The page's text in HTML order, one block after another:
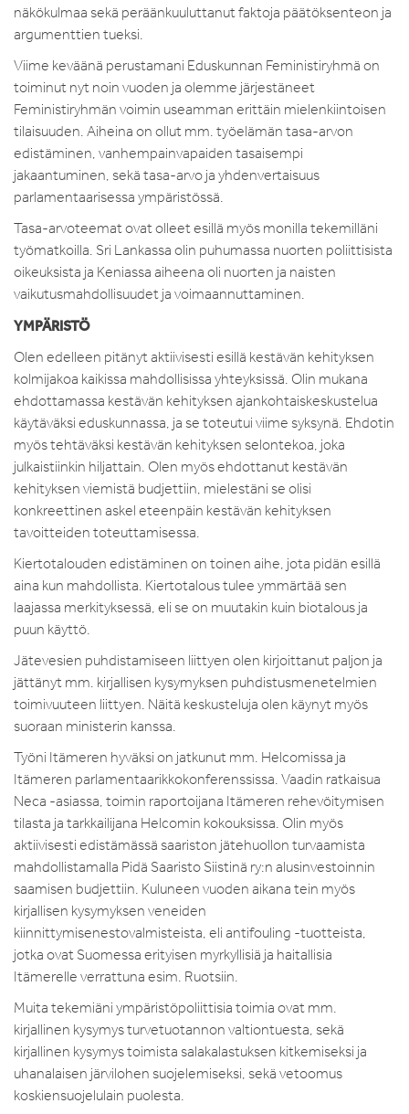
näkökulmaa sekä peräänkuuluttanut faktoja päätöksenteon ja
argumenttien tueksi.
Viime keväänä perustamani Eduskunnan Feministiryhmä on
toiminut nyt noin vuoden ja olemme järjestäneet
Feministiryhmän voimin useamman erittäin mielenkiintoisen
tilaisuuden. Aiheina on ollut mm. työelämän tasa-arvon
edistäminen, vanhempainvapaiden tasaisempi
jakaantuminen, sekä tasa-arvo ja yhdenvertaisuus
parlamentaarisessa ympäristössä.
Tasa-arvoteemat ovat olleet esillä myös monilla tekemilläni
työmatkoilla. Sri Lankassa olin puhumassa nuorten poliittisista
oikeuksista ja Keniassa aiheena oli nuorten ja naisten
vaikutusmahdollisuudet ja voimaannuttaminen.
YMPÄRISTÖ
Olen edelleen pitänyt aktiivisesti esillä kestävän kehityksen
kolmijakoa kaikissa mahdollisissa yhteyksissä. Olin mukana
ehdottamassa kestävän kehityksen ajankohtaiskeskustelua
käytäväksi eduskunnassa, ja se toteutui viime syksynä. Ehdotin
myös tehtäväksi kestävän kehityksen selontekoa, joka
julkaistiinkin hiljattain. Olen myös ehdottanut kestävän
kehityksen viemistä budjettiin, mielestäni se olisi
konkreettinen askel eteenpäin kestävän kehityksen
tavoitteiden toteuttamisessa.
Kiertotalouden edistäminen on toinen aihe, jota pidän esillä
aina kun mahdollista. Kiertotalous tulee ymmärtää sen
laajassa merkityksessä, eli se on muutakin kuin biotalous ja
puun käyttö.
Jätevesien puhdistamiseen liittyen olen kirjoittanut paljon ja
jättänyt mm. kirjallisen kysymyksen puhdistusmenetelmien
toimivuuteen liittyen. Näitä keskusteluja olen käynyt myös
suoraan ministerin kanssa.
Työni Itämeren hyväksi on jatkunut mm. Helcomissa ja
Itämeren parlamentaarikkokonferenssissa. Vaadin ratkaisua
Neca -asiassa, toimin raportoijana Itämeren rehevöitymisen
tilasta ja tarkkailijana Helcomin kokouksissa. Olin myös
aktiivisesti edistämässä saariston jätehuollon turvaamista
mahdollistamalla Pidä Saaristo Siistinä ry:n alusinvestoinnin
saamisen budjettiin. Kuluneen vuoden aikana tein myös
kirjallisen kysymyksen veneiden
kiinnittymisenestovalmisteista, eli antifouling -tuotteista,
jotka ovat Suomessa erityisen myrkyllisiä ja haitallisia
Itämerelle verrattuna esim. Ruotsiin.
Muita tekemiäni ympäristöpoliittisia toimia ovat mm.
kirjallinen kysymys turvetuotannon valtiontuesta, sekä
kirjallinen kysymys toimista salakalastuksen kitkemiseksi ja
uhanalaisen järvilohen suojelemiseksi, sekä vetoomus
koskiensuojelulain puolesta.